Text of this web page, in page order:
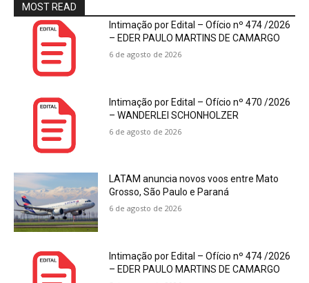
MOST READ
Intimação por Edital – Ofício nº 474 /2026
– EDER PAULO MARTINS DE CAMARGO
6 de agosto de 2026
Intimação por Edital – Ofício nº 470 /2026
– WANDERLEI SCHONHOLZER
6 de agosto de 2026
LATAM anuncia novos voos entre Mato
Grosso, São Paulo e Paraná
6 de agosto de 2026
Intimação por Edital – Ofício nº 474 /2026
– EDER PAULO MARTINS DE CAMARGO